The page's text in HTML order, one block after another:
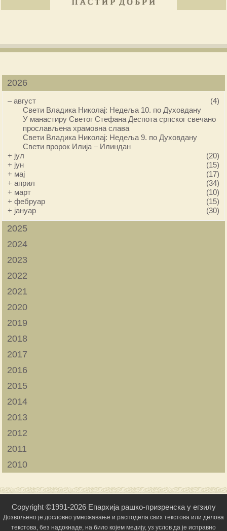
2026
–август
(4)
Свети Владика Николај: Недеља 10. по Духовдану
У манастиру Светог Стефана Деспота српског свечано
прослављена храмовна слава
Свети Владика Николај: Недеља 9. по Духовдану
Свети пророк Илија – Илиндан
+ јул
(20)
+ јун
(15)
+ мај
(17)
+април
(34)
+ март
(10)
+фебруар
(15)
+ јануар (30)
2025
2024
2023
2022
2021
2020
2019
2018
2017
2016
2015
2014
2013
2012
2011
2010
Copyright ©1991-2026 Епархија рашко-призренска у егзилу
Дозвољено је дословно умножавање и расподела свих текстова или делова
текстова, без надокнаде, на било којем медију, уз услов да је исправно